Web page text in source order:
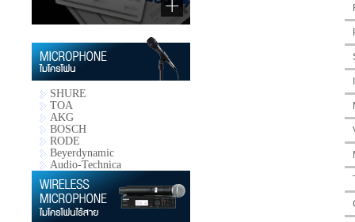
SHURE
TOA
AKG
BOSCH
RODE
Beyerdynamic
Audio-Technica